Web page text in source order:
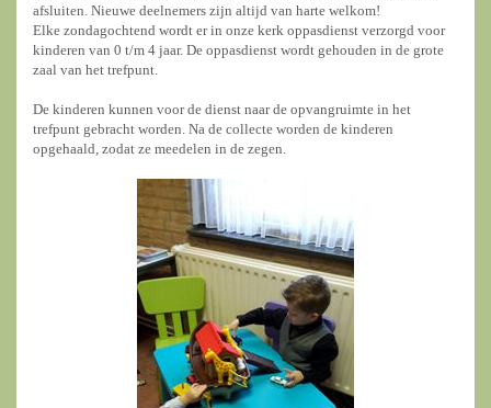
afsluiten. Nieuwe deelnemers zijn altijd van harte welkom!
Elke zondagochtend wordt er in onze kerk oppasdienst verzorgd voor
kinderen van 0 t/m 4 jaar. De oppasdienst wordt gehouden in de grote
zaal van het trefpunt.
De kinderen kunnen voor de dienst naar de opvangruimte in het
trefpunt gebracht worden. Na de collecte worden de kinderen
opgehaald, zodat ze meedelen in de zegen.